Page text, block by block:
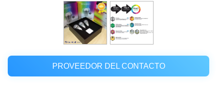
PROVEEDOR DEL CONTACTO